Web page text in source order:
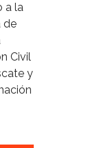
a la
de
Civil
y